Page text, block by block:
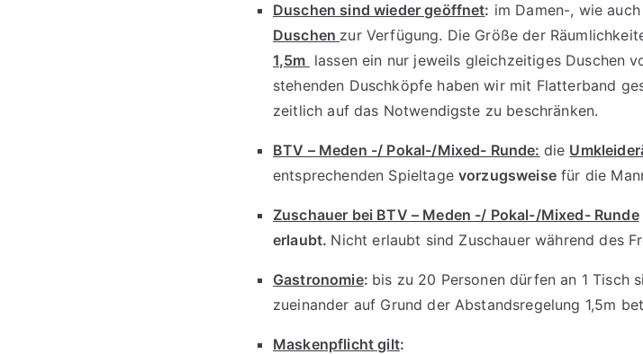
Duschen sind wieder geöffnet: im Damen-, wie
Duschen zur Verfügung. Die Größe der
1,5m lassen ein nur jeweils gleichzeitiges Duschen
stehenden Duschköpfe haben wir mit Flatterband
zeitlich auf das Notwendigste zu beschränken.
BTV – Meden -/ Pokal-/Mixed- Runde: die
entsprechenden Spieltagevorzugsweisefür die
Zuschauer bei BTV – Meden -/ Pokal-/Mixed- Runde
erlaubt. Nicht erlaubt sind Zuschauer während des
Gastronomie: bis zu 20 Personen dürfen an 1 Tisch
zueinander auf Grund der Abstandsregelung 1,5m
Maskenpflicht gilt: